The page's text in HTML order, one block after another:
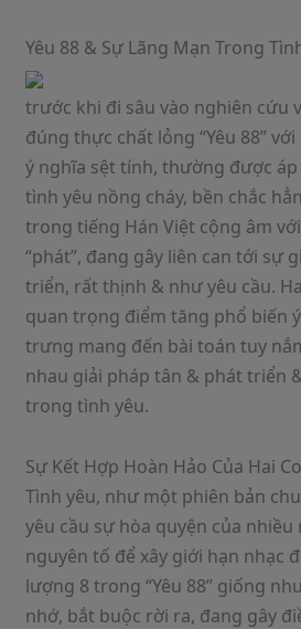
Yêu 88 & Sự Lãng Mạn Trong
trước khi đi sâu vào nghiên cứu
đúng thực chất lỏng “Yêu 88”
ý nghĩa sệt tính, thường được
tình yêu nồng cháy, bền chắc
trong tiếng Hán Việt cộng âm
“phát”, đang gây liên can tới sự
triển, rất thịnh & như yêu cầu.
quan trọng điểm tăng phổ biến
trưng mang đến bài toán tuy
nhau giải pháp tân & phát triển
trong tình yêu.
Sự Kết Hợp Hoàn Hảo Của Hai
Tình yêu, như một phiên bản
yêu cầu sự hòa quyện của nhiều
nguyên tố để xây giới hạn nhạc
lượng 8 trong “Yêu 88” giống
nhớ, bắt buộc rời ra, đang gây